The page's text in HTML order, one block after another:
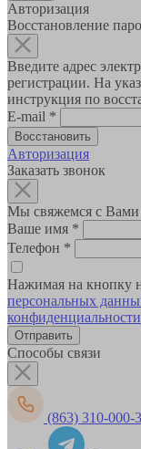
Авторизация
Восстановление
Введите адрес
регистрации. На
инструкция по
E-mail *
Авторизация
Заказать звонок
Мы свяжемся с
Ваше имя *
Телефон *
Нажимая на кнопку
персональных
конфиденциальности
Способы связи
(863) 310-000-3